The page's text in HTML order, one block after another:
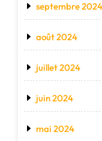
septembre 2024
août 2024
juillet 2024
juin 2024
mai 2024